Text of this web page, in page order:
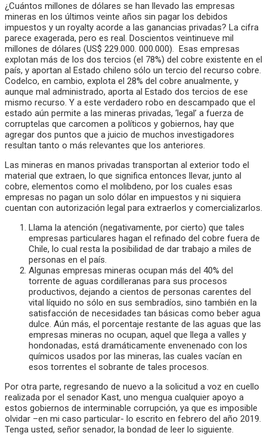
¿Cuántos millones de dólares se han llevado las empresas
mineras en los últimos veinte años sin pagar los debidos
impuestos y un royalty acorde a las ganancias privadas? La cifra
parece exagerada, pero es real. Doscientos veintinueve mil
millones de dólares (US$ 229.000. 000.000). Esas empresas
explotan más de los dos tercios (el 78%) del cobre existente en el
país, y aportan al Estado chileno sólo un tercio del recurso cobre.
Codelco, en cambio, explota el 28% del cobre anualmente, y
aunque mal administrado, aporta al Estado dos tercios de ese
mismo recurso. Y a este verdadero robo en descampado que el
estado aún permite a las mineras privadas, ‘legal’ a fuerza de
corruptelas que carcomen a políticos y gobiernos, hay que
agregar dos puntos que a juicio de muchos investigadores
resultan tanto o más relevantes que los anteriores.
Las mineras en manos privadas transportan al exterior todo el
material que extraen, lo que significa entonces llevar, junto al
cobre, elementos como el molibdeno, por los cuales esas
empresas no pagan un solo dólar en impuestos y ni siquiera
cuentan con autorización legal para extraerlos y comercializarlos.
Llama la atención (negativamente, por cierto) que tales
empresas particulares hagan el refinado del cobre fuera de
Chile, lo cual resta la posibilidad de dar trabajo a miles de
personas en el país.
Algunas empresas mineras ocupan más del 40% del
torrente de aguas cordilleranas para sus procesos
productivos, dejando a cientos de personas carentes del
vital líquido no sólo en sus sembradíos, sino también en la
satisfacción de necesidades tan básicas como beber agua
dulce. Aún más, el porcentaje restante de las aguas que las
empresas mineras no ocupan, aquel que llega a valles y
hondonadas, está dramáticamente envenenado con los
químicos usados por las mineras, las cuales vacían en
esos torrentes el sobrante de tales procesos.
Por otra parte, regresando de nuevo a la solicitud a voz en cuello
realizada por el senador Kast, uno mengua cualquier apoyo a
estos gobiernos de interminable corrupción, ya que es imposible
olvidar –en mi caso particular- lo escrito en febrero del año 2019.
Tenga usted, señor senador, la bondad de leer lo siguiente.